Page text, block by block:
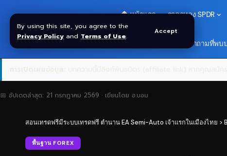
By using this site, you agree to the
Privacy Policy and Terms of Use.
Accept
🏠 หน้าแรก ราคาทอง SPDR
❓ คำถามที่พบ
📅 อัปเดตล่าสุด: 21 กรกฎาคม 2569 · เขียนโดย อ.บอม
สอนเทรดฟรีมีระบบเทรดฟรี ตำนาน EA Semi-Auto เจ้าแรกในเมืองไทย >
พื้นฐาน FOREX